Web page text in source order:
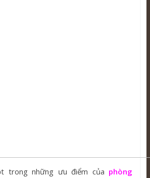
trong những ưu điểm của phòng